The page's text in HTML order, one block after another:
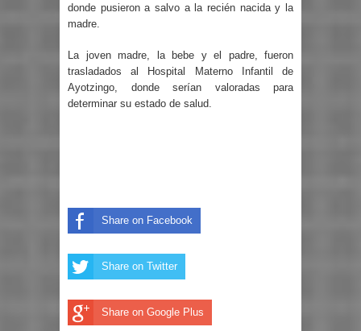
donde pusieron a salvo a la recién nacida y la
madre.
La joven madre, la bebe y el padre, fueron
trasladados al Hospital Materno Infantil de
Ayotzingo, donde serían valoradas para
determinar su estado de salud.
Share on Facebook
Share on Twitter
Share on Google Plus